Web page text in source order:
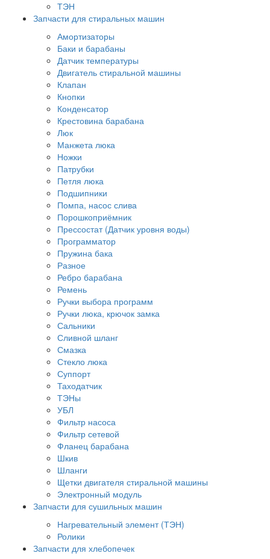
ТЭН
Запчасти для стиральных машин
Амортизаторы
Баки и барабаны
Датчик температуры
Двигатель стиральной машины
Клапан
Кнопки
Конденсатор
Крестовина барабана
Люк
Манжета люка
Ножки
Патрубки
Петля люка
Подшипники
Помпа, насос слива
Порошкоприёмник
Прессостат (Датчик уровня воды)
Программатор
Пружина бака
Разное
Ребро барабана
Ремень
Ручки выбора программ
Ручки люка, крючок замка
Сальники
Сливной шланг
Смазка
Стекло люка
Суппорт
Таходатчик
ТЭНы
УБЛ
Фильтр насоса
Фильтр сетевой
Фланец барабана
Шкив
Шланги
Щетки двигателя стиральной машины
Электронный модуль
Запчасти для сушильных машин
Нагревательный элемент (ТЭН)
Ролики
Запчасти для хлебопечек